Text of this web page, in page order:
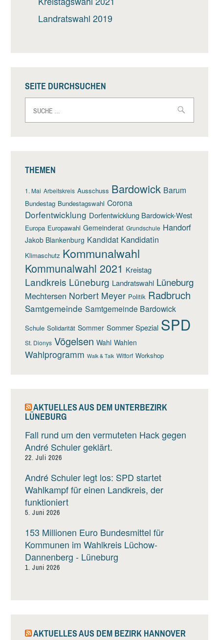
Landratswahl 2019
SEITE DURCHSUCHEN
nach:
THEMEN
1. Mai Arbeitskreis Ausschuss Bardowick Barum
Bundestag Bundestagswahl Corona
Dorfentwicklung Dorfentwicklung Bardowick-West
Europa Europawahl Gemeinderat Grundschule Handorf
Jakob Blankenburg Kandidat Kandidatin
Klimaschutz Kommunalwahl
Kommunalwahl 2021 Kreistag
Landkreis Lüneburg Landratswahl Lüneburg
Mechtersen Norbert Meyer Politik Radbruch
Samtgemeinde Samtgemeinde Bardowick
Schule Solidarität Sommer Sommer Spezial SPD
St. Dionys Vögelsen Wahl Wahlen
Wahlprogramm Walk & Talk Wittorf Workshop
AKTUELLES AUS DEM UNTERBEZIRK
LÜNEBURG
Fall rund um den vermuteten Hack gegen
André Schuler geklärt.
22. Juli 2026
André Schuler legt los: SPD startet
Wahlkampf für einen Landkreis, der
funktioniert
5. Juni 2026
153 Millionen Euro Bundesmittel für
Kommunen im Wahlkreis Lüchow-
Dannenberg - Lüneburg
1. Juni 2026
AKTUELLES AUS DEM BEZIRK HANNOVER